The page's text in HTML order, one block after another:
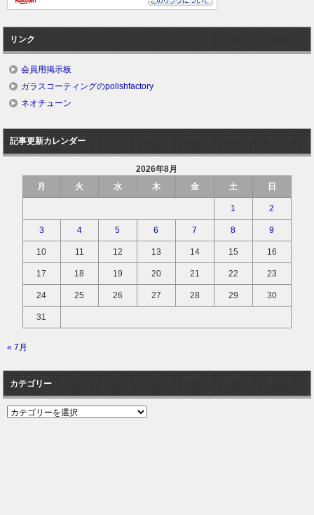
リンク
会員用掲示板
ガラスコーティングのpolishfactory
ネオチューン
記事更新カレンダー
2026年8月
月
火 水 木 金 土 日
1 2
3 4 5 6 7 8 9
10 11 12 13 14 15 16
17 18 19 20 21 22 23
24 25 26 27 28 29 30
31
« 7月
カテゴリー
カ